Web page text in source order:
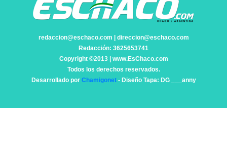
redaccion@eschaco.com | direccion@eschaco.com
Redacción: 3625653741
Copyright ©2013 | www.EsChaco.com
Todos los derechos reservados.
Desarrollado por Chamigonet- Diseño Tapa: DG ___anny